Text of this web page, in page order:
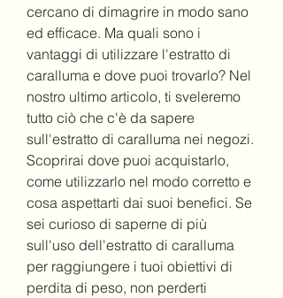
cercano di dimagrire in modo sano
ed efficace. Ma quali sono i
vantaggi di utilizzare l'estratto di
caralluma e dove puoi trovarlo? Nel
nostro ultimo articolo, ti sveleremo
tutto ciò che c'è da sapere
sull'estratto di caralluma nei negozi.
Scoprirai dove puoi acquistarlo,
come utilizzarlo nel modo corretto e
cosa aspettarti dai suoi benefici. Se
sei curioso di saperne di più
sull'uso dell'estratto di caralluma
per raggiungere i tuoi obiettivi di
perdita di peso, non perderti